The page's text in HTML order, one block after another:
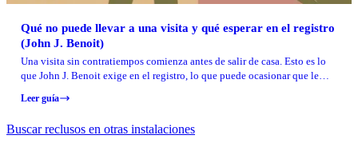
Qué no puede llevar a una visita y qué esperar en el registro
(John J. Benoit)
Una visita sin contratiempos comienza antes de salir de casa. Esto es lo
que John J. Benoit exige en el registro, lo que puede ocasionar que le
Leer guía
Buscar reclusos en otras instalaciones